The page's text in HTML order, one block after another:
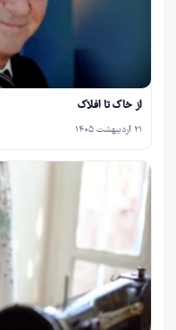
از خاک تا افلاک
۲۱ اردیبهشت ۱۴۰۵